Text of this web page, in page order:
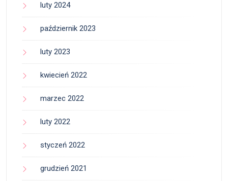
luty 2024
październik 2023
luty 2023
kwiecień 2022
marzec 2022
luty 2022
styczeń 2022
grudzień 2021